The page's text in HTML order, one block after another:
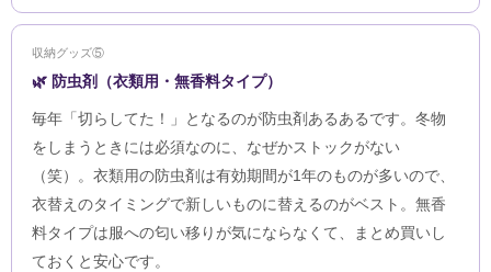
収納グッズ⑤
🌿 防虫剤（衣類用・無香料タイプ）
毎年「切らしてた！」となるのが防虫剤あるあるです。冬物
をしまうときには必須なのに、なぜかストックがない
（笑）。衣類用の防虫剤は有効期間が1年のものが多いので、
衣替えのタイミングで新しいものに替えるのがベスト。無香
料タイプは服への匂い移りが気にならなくて、まとめ買いし
ておくと安心です。